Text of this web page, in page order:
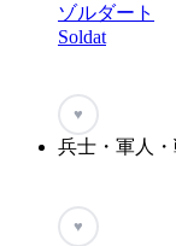
ゾルダート
Soldat
♥
兵士・軍人
♥